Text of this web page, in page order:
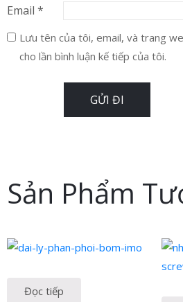
Email *
Lưu tên của tôi, email, và trang
cho lần bình luận kế tiếp của tôi.
Sản Phẩm
Đọc tiếp